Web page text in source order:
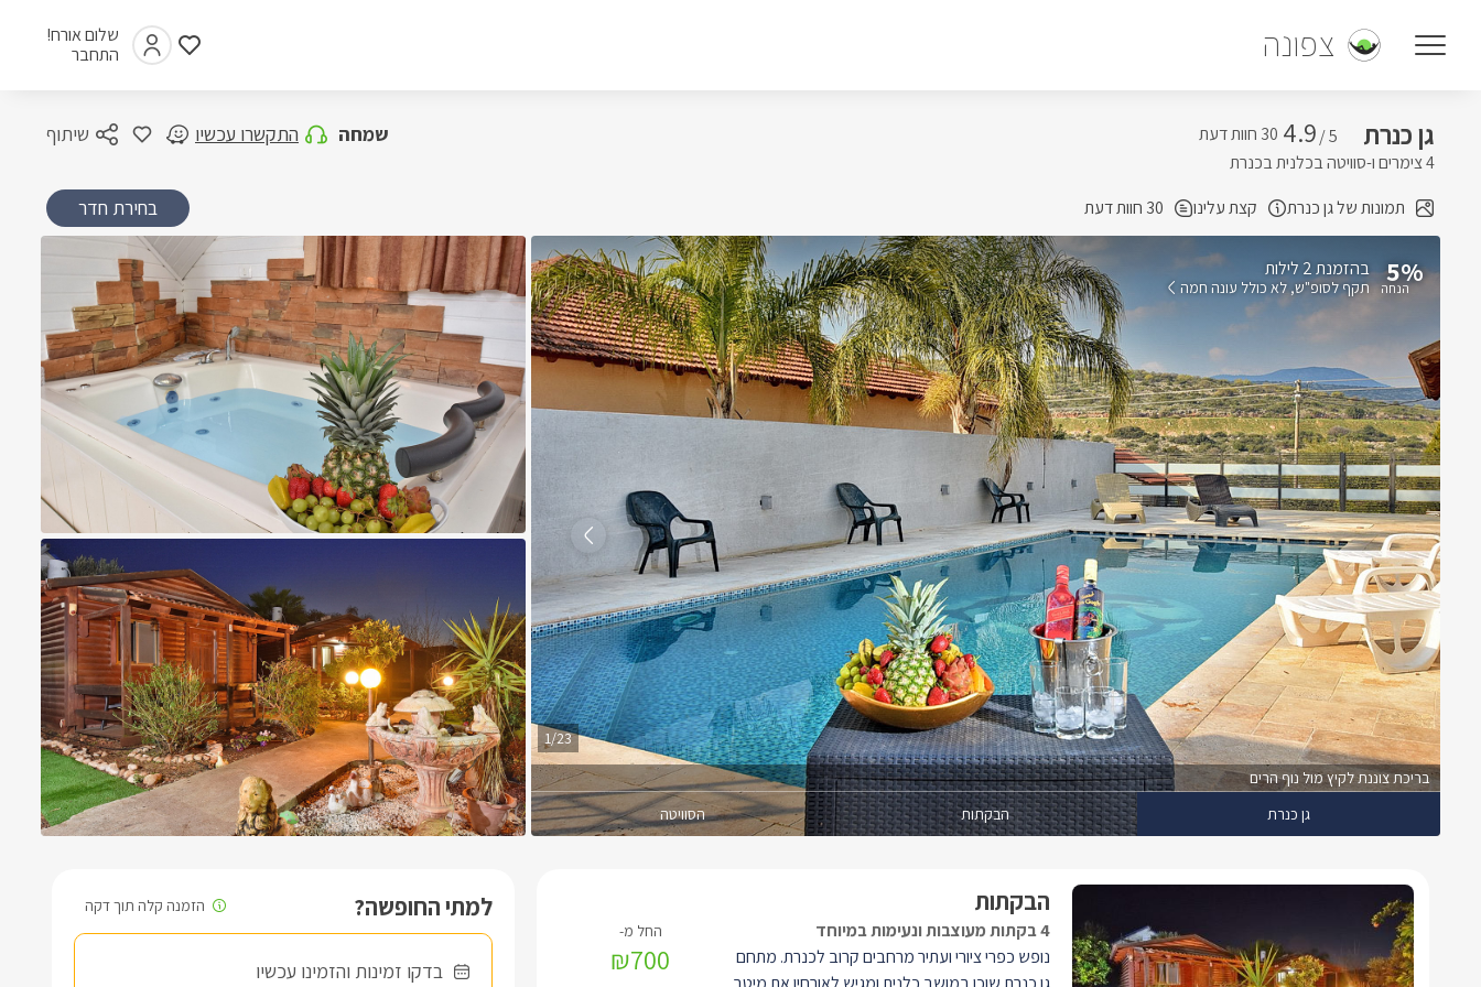
צפונה
שלום אורח!
התחבר
גן כנרת 5 /
4.9
4 צימרים ו-סוויטה בכלנית בכנרת
תמונות של גן כנרת
קצת עלינו 30 חוות דעת
שיתוף שמחה התקשרו עכשיו
בחירת חדר
בריכת צוננת לקיץ מול נוף הרים
1/23
גן כנרת הבקתות הסוויטה
5% בהזמנת 2 לילות
תקף לסופ"ש לא כולל עונה חמה
למתי החופשה?
בדקו זמינות והזמינו עכשיו
הבקתות
4 בקתות מעוצבות ונעימות במיוחד
נופש כפרי ציורי ועתיר מרחבים קרוב לכנרת. מתחם
₪700